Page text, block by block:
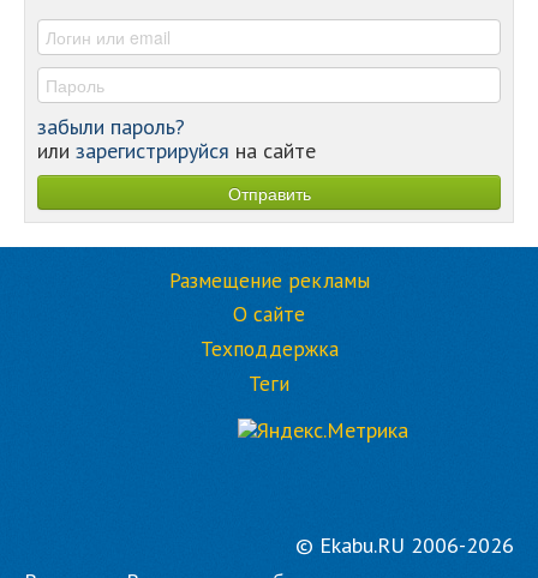
-
забыли пароль?
или зарегистрируйся на сайте
Размещение рекламы
О сайте
Техподдержка
Теги
© Ekabu.RU 2006-2026